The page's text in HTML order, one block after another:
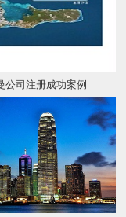
公司注册成功案例